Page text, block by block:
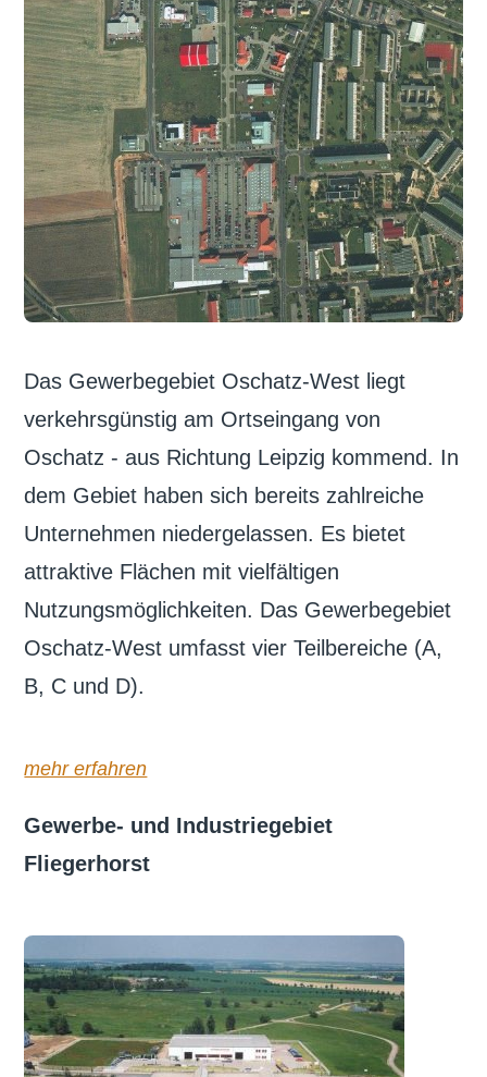
Das Gewerbegebiet Oschatz-West liegt
verkehrsgünstig am Ortseingang von
Oschatz - aus Richtung Leipzig kommend. In
dem Gebiet haben sich bereits zahlreiche
Unternehmen niedergelassen. Es bietet
attraktive Flächen mit vielfältigen
Nutzungsmöglichkeiten. Das Gewerbegebiet
Oschatz-West umfasst vier Teilbereiche (A,
B, C und D).
mehr erfahren
Gewerbe- und Industriegebiet
Fliegerhorst